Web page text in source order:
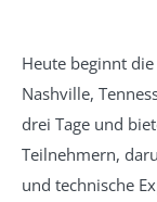
Heute beginnt
Nashville,
drei Tage und
Teilnehmern,
und technische